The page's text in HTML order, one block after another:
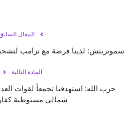
المقال
سموتريتش: لدينا فرصة مع ترامب
المادة التالية
‏حزب الله: استهدفنا تجمعاً لقوات
شمالي مستوطنة